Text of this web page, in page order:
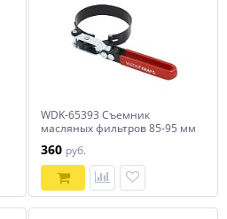
WDK-65393 Съемник
масляных фильтров 85-95 мм
360 руб.